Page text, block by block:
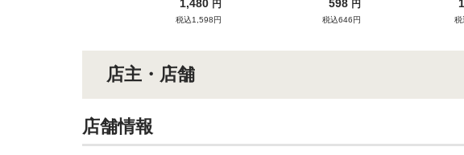
1,480 円
税込1,598円
598 円
税込646円 税
店主・店舗
店舗情報